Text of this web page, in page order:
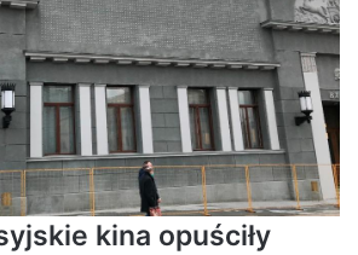
kina opuściły